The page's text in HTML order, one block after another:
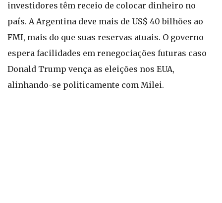
investidores têm receio de colocar dinheiro no
país. A Argentina deve mais de US$ 40 bilhões ao
FMI, mais do que suas reservas atuais. O governo
espera facilidades em renegociações futuras caso
Donald Trump vença as eleições nos EUA,
alinhando-se politicamente com Milei.